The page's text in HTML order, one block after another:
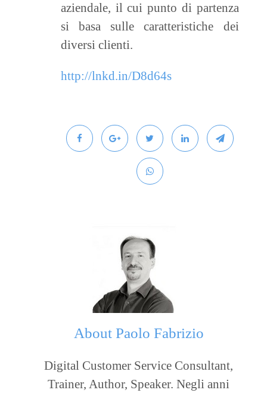
aziendale, il cui punto di partenza
si basa sulle caratteristiche dei
diversi clienti.
http://lnkd.in/D8d64s
About Paolo Fabrizio
Digital Customer Service Consultant,
Trainer, Author, Speaker. Negli anni